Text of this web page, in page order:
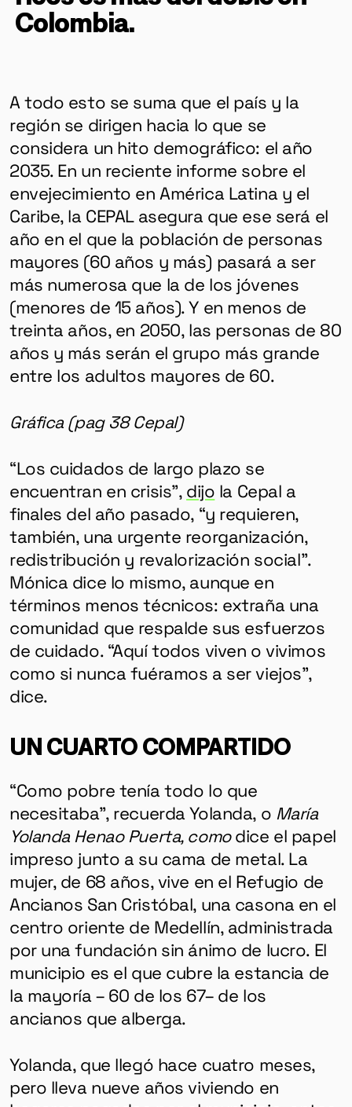
Colombia.
A todo esto se suma que el país y la
región se dirigen hacia lo que se
considera un hito demográfico: el año
2035. En un reciente informe sobre el
envejecimiento en América Latina y el
Caribe, la CEPAL asegura que ese será el
año en el que la población de personas
mayores (60 años y más) pasará a ser
más numerosa que la de los jóvenes
(menores de 15 años). Y en menos de
treinta años, en 2050, las personas de 80
años y más serán el grupo más grande
entre los adultos mayores de 60.
Gráfica (pag 38 Cepal)
“Los cuidados de largo plazo se
encuentran en crisis”, dijo la Cepal a
finales del año pasado, “y requieren,
también, una urgente reorganización,
redistribución y revalorización social”.
Mónica dice lo mismo, aunque en
términos menos técnicos: extraña una
comunidad que respalde sus esfuerzos
de cuidado. “Aquí todos viven o vivimos
como si nunca fuéramos a ser viejos”,
dice.
UN CUARTO COMPARTIDO
“Como pobre tenía todo lo que
necesitaba”, recuerda Yolanda, o María
Yolanda Henao Puerta, comodice el papel
impreso junto a su cama de metal. La
mujer, de 68 años, vive en el Refugio de
Ancianos San Cristóbal, una casona en el
centro oriente de Medellín, administrada
por una fundación sin ánimo de lucro. El
municipio es el que cubre la estancia de
la mayoría – 60 de los 67– de los
ancianos que alberga.
Yolanda, que llegó hace cuatro meses,
pero lleva nueve años viviendo en